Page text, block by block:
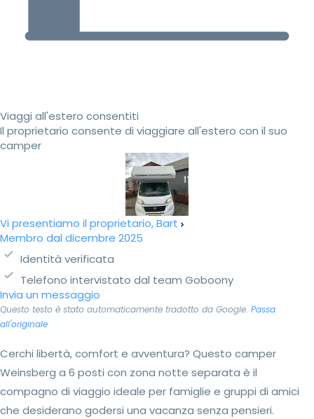
Viaggi all'estero consentiti
Il proprietario consente di viaggiare all'estero con il suo
camper
Vi presentiamo il proprietario, Bart
Membro dal dicembre 2025
Identità verificata
Telefono intervistato dal team Goboony
Invia un messaggio
Questo testo è stato automaticamente tradotto da Google. Passa
all'originale
Cerchi libertà, comfort e avventura? Questo camper
Weinsberg a 6 posti con zona notte separata è il
compagno di viaggio ideale per famiglie e gruppi di amici
che desiderano godersi una vacanza senza pensieri.